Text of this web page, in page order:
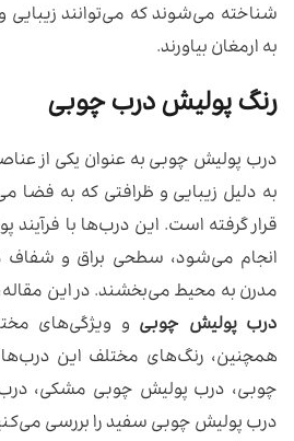
شناخته می‌شوند که می‌توانند زیبایی
به ارمغان بیاورند.
رنگ پولیش درب چوبی
درب پولیش چوبی به عنوان یکی از
به دلیل زیبایی و ظرافتی که به فضا
قرار گرفته است. این درب‌ها با
انجام می‌شود، سطحی براق و شفاف
مدرن به محیط می‌بخشند. در این
درب پولیش چوبی و ویژگی‌های
همچنین، رنگ‌های مختلف این
چوبی، درب پولیش چوبی مشکی،
درب پولیش چوبی سفید را بررسی